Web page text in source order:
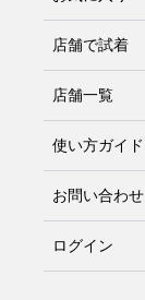
店舗で試着
店舗一覧
使い方ガイド
お問い合わせ
ログイン